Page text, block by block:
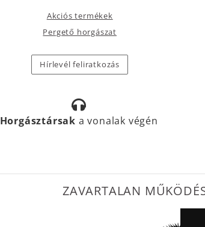
Akciós termékek
Pergető horgászat
Hírlevél feliratkozás
Horgásztársak a vonalak végén
ZAVARTALAN